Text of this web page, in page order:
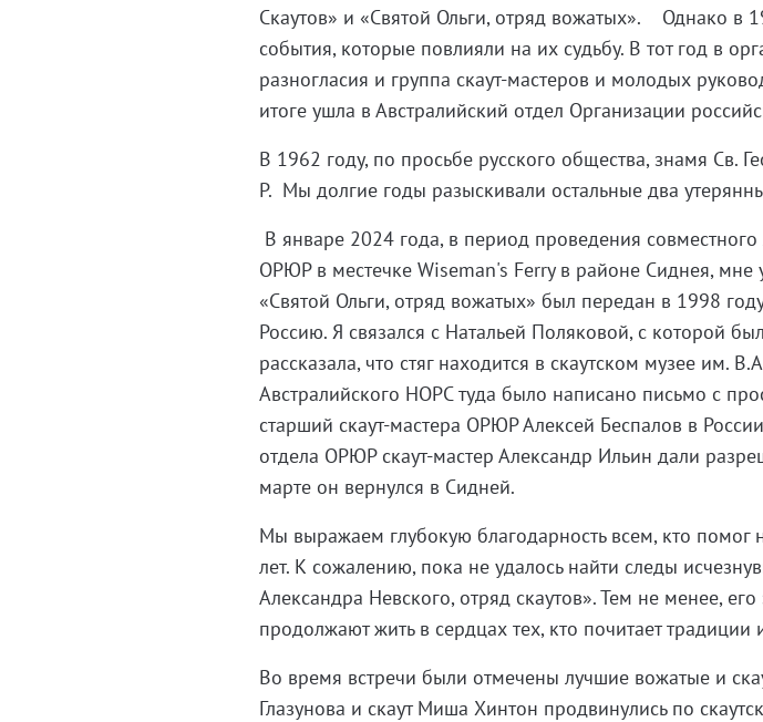
Скаутов» и «Святой Ольги, отряд вожатых». Однако в
события, которые повлияли на их судьбу. В тот год в
разногласия и группа скаут-мастеров и молодых
итоге ушла в Австралийский отдел Организации
В 1962 году, по просьбе русского общества, знамя Св.
Р. Мы долгие годы разыскивали остальные два
В январе 2024 года, в период проведения
ОРЮР в местечке Wiseman's Ferry в районе Сиднея, мне
«Святой Ольги, отряд вожатых» был передан в 1998
Россию. Я связался с Натальей Поляковой, с которой
рассказала, что стяг находится в скаутском музее им.
Австралийского НОРС туда было написано письмо с
старший скаут-мастера ОРЮР Алексей Беспалов в
отдела ОРЮР скаут-мастер Александр Ильин дали
марте он вернулся в Сидней.
Мы выражаем глубокую благодарность всем, кто помог
лет. К сожалению, пока не удалось найти следы
Александра Невского, отряд скаутов». Тем не менее,
продолжают жить в сердцах тех, кто почитает традиции
Во время встречи были отмечены лучшие вожатые и
Глазунова и скаут Миша Хинтон продвинулись по